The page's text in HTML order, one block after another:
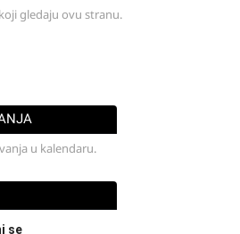
gledaju ovu stranu.
u kalendaru.
se